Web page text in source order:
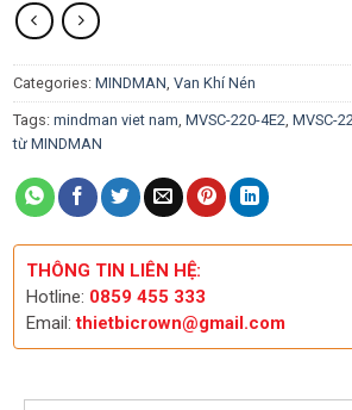
Categories: MINDMAN, Van Khí Nén
Tags: mindman viet nam, MVSC-220-4E2, MVSC-
từ MINDMAN
THÔNG TIN LIÊN HỆ:
Hotline: 0859 455 333
Email:thietbicrown@gmail.com